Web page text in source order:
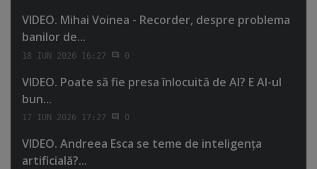
VIDEO. Mihai Voinea - Recorder, despre problema
banilor de...
18 IUN 2026 16:27 0
VIDEO. Poate să fie presa înlocuită de AI? E AI-ul
bun...
17 IUN 2026 17:27 0
VIDEO. Andreea Esca se teme de inteligenţa
artificială?...